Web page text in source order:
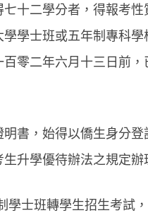
十二學分者，得報考性
學士班或五年制專科學
零二年六月十三日前
書，始得以僑生身分登
升學優待辦法之規定辦
士班轉學生招生考試